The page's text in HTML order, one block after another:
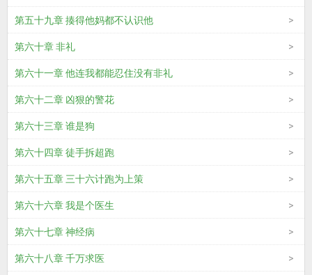
第五十九章 揍得他妈都不认识他
第六十章 非礼
第六十一章 他连我都能忍住没有非礼
第六十二章 凶狠的警花
第六十三章 谁是狗
第六十四章 徒手拆超跑
第六十五章 三十六计跑为上策
第六十六章 我是个医生
第六十七章 神经病
第六十八章 千万求医